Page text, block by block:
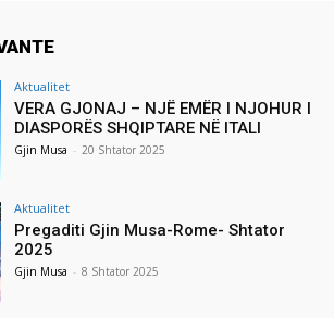
Aktualitet
VERA GJONAJ – NJË EMËR I NJOHUR I
DIASPORËS SHQIPTARE NË ITALI
Gjin Musa - 20 Shtator 2025
Aktualitet
Pregaditi Gjin Musa-Rome- Shtator
2025
Gjin Musa - 8 Shtator 2025